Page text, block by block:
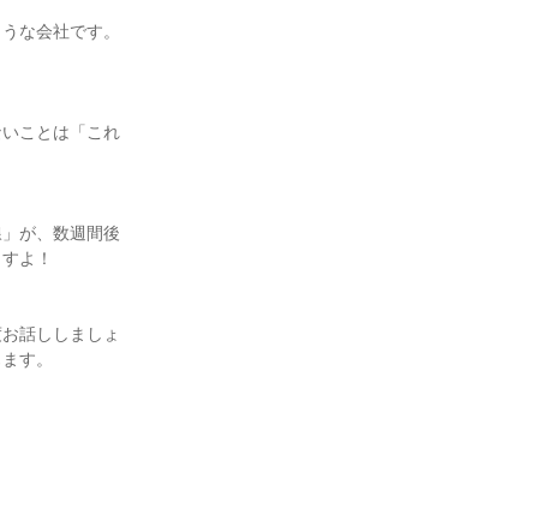
な会社です。
ことは「これ
が、数週間後
よ！
話ししましょ
す。